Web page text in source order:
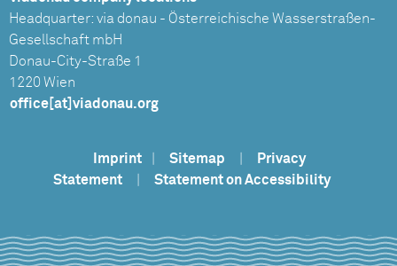
Headquarter: via donau - Österreichische Wasserstraßen-
Gesellschaft mbH
Donau-City-Straße 1
1220 Wien
office[at]viadonau.org
Imprint Sitemap
Privacy
Statement
Statement on Accessibility